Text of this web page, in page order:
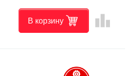
В корзину leaderboard